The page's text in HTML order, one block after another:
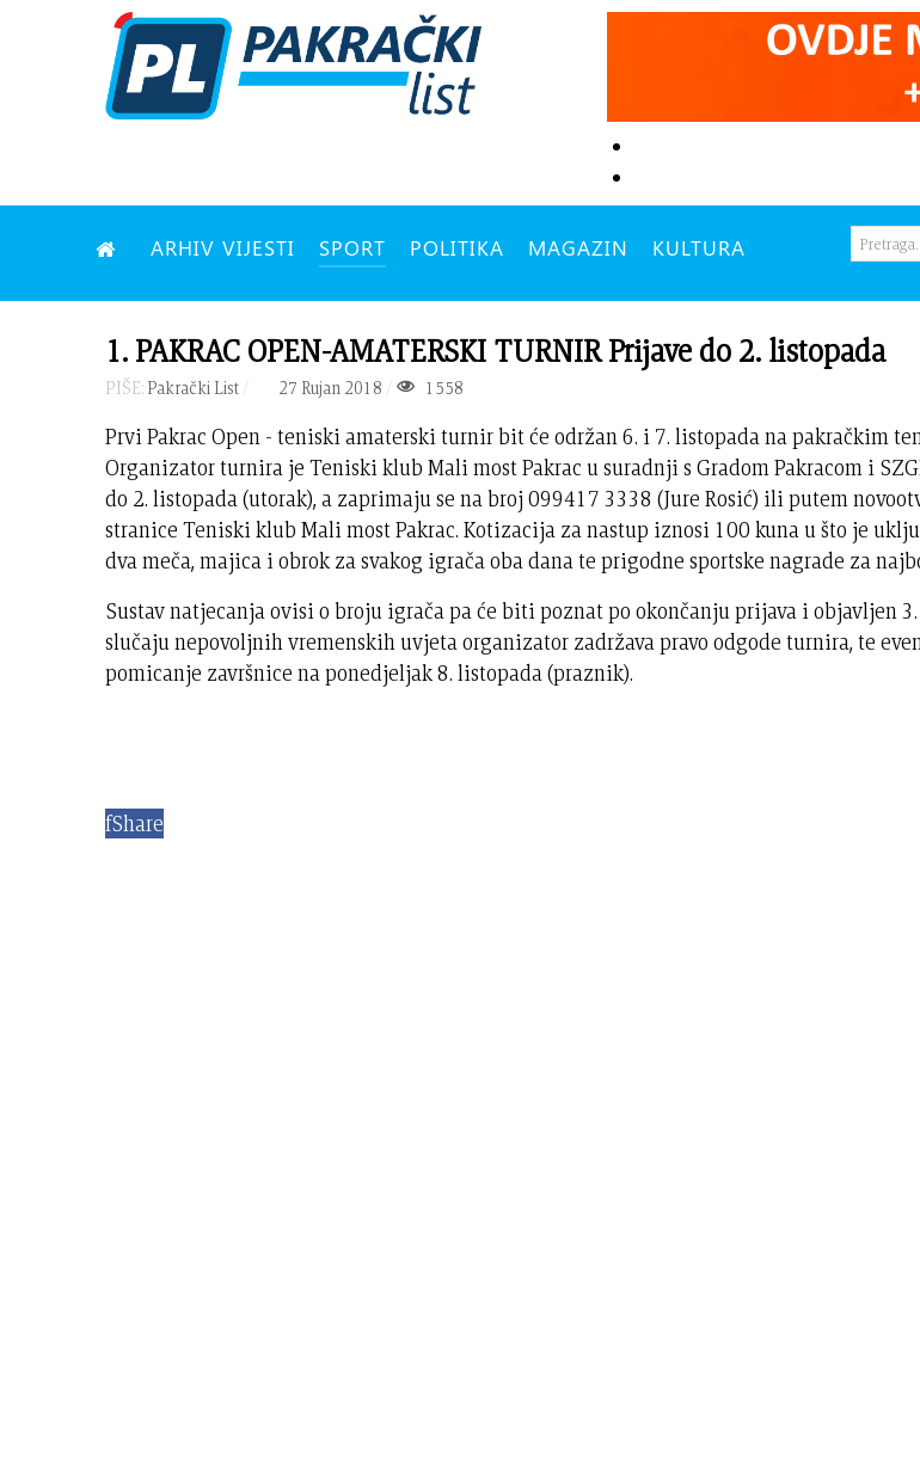
ARHIV VIJESTI SPORT POLITIKA MAGAZIN KULTURA
1. PAKRAC OPEN-AMATERSKI TURNIR Prijave do 2. listopada
PIŠE: Pakrački List 27 Rujan 2018 1558
Prvi Pakrac Open - teniski amaterski turnir bit će održan 6. i 7. listopada na pakračkim
Organizator turnira je Teniski klub Mali most Pakrac u suradnji s Gradom Pakracom i
do 2. listopada (utorak), a zaprimaju se na broj 099417 3338 (Jure Rosić) ili putem
stranice Teniski klub Mali most Pakrac. Kotizacija za nastup iznosi 100 kuna u što je
dva meča, majica i obrok za svakog igrača oba dana te prigodne sportske nagrade za
Sustav natjecanja ovisi o broju igrača pa će biti poznat po okončanju prijava i objavljen
slučaju nepovoljnih vremenskih uvjeta organizator zadržava pravo odgode turnira, te
pomicanje završnice na ponedjeljak 8. listopada (praznik).
fShare